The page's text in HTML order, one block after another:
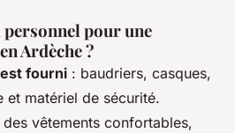
pour une
Ardèche ?
fourni : baudriers, casques,
et matériel de sécurité.
vêtements confortables,